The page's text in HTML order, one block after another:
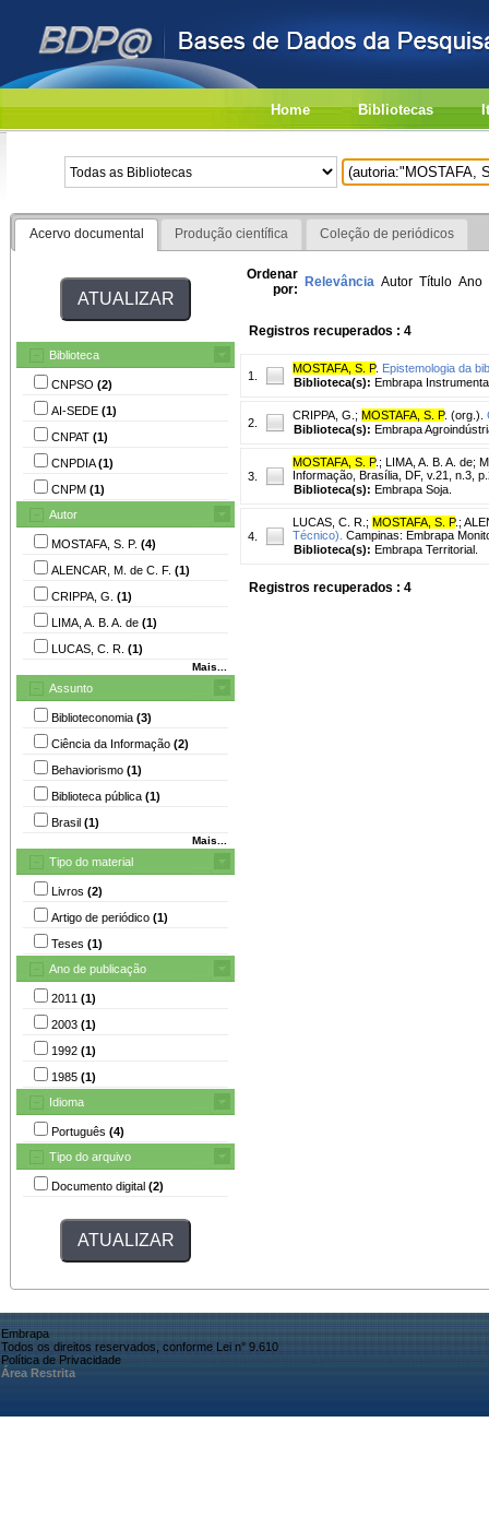
Home Bibliotecas
Acervo documental Produção científica Coleção de periódicos
Biblioteca
CNPSO (2)
AI-SEDE (1)
CNPAT (1)
CNPDIA(1)
CNPM (1)
Autor
MOSTAFA, S. P. (4)
ALENCAR, M. de C. F. (1)
CRIPPA, G. (1)
LIMA, A. B. A. de (1)
LUCAS, C. R. (1)
Mais...
Assunto
Biblioteconomia (3)
Ciência da Informação (2)
Behaviorismo (1)
Biblioteca pública (1)
Brasil (1)
Mais...
Tipo do material
Livros (2)
Artigo de periódico (1)
Teses (1)
Ano de publicação
2011 (1)
2003 (1)
1992 (1)
1985 (1)
Idioma
Português (4)
Tipo do arquivo
Documento digital (2)
Ordenar
por: Relevância Autor Título Ano
Registros recuperados : 4
1.
MOSTAFA, S. P. Epistemologia da
Biblioteca(s): Embrapa
2.
CRIPPA, G. ; MOSTAFA, S. P. (org.).
Biblioteca(s): Embrapa
3.
MOSTAFA, S. P. ; LIMA, A. B. A. de;
Informação, Brasília, DF, v.21, n.3,
Biblioteca(s): Embrapa Soja.
4.
LUCAS, C. R. ; MOSTAFA, S. P. ;
Técnico). Campinas: Embrapa
Biblioteca(s): Embrapa Territorial.
Registros recuperados : 4
Embrapa
Todos os direitos reservados, conforme Lei n° 9.610
Política de Privacidade
Área Restrita